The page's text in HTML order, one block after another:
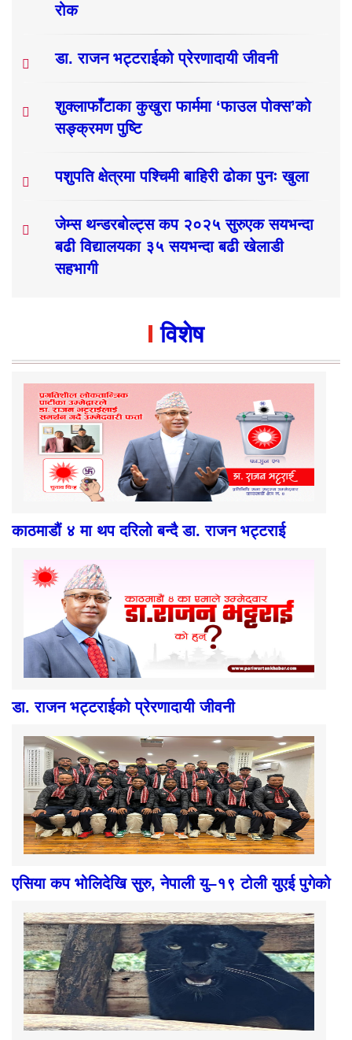
रोक
डा. राजन भट्टराईको प्रेरणादायी जीवनी
शुक्लाफाँटाका कुखुरा फार्ममा ‘फाउल पोक्स’को
सङ्क्रमण पुष्टि
पशुपति क्षेत्रमा पश्चिमी बाहिरी ढोका पुनः खुला
जेम्स थन्डरबोल्ट्स कप २०२५ सुरुएक सयभन्दा
बढी विद्यालयका ३५ सयभन्दा बढी खेलाडी
सहभागी
विशेष
काठमाडौं ४ मा थप दरिलो बन्दै डा. राजन भट्टराई
डा. राजन भट्टराईको प्रेरणादायी जीवनी
एसिया कप भोलिदेखि सुरु, नेपाली यु–१९ टोली युएई पुगेको